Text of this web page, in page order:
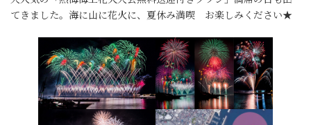
てきました。海に山に花火に、夏休み満喫 お楽しみください★